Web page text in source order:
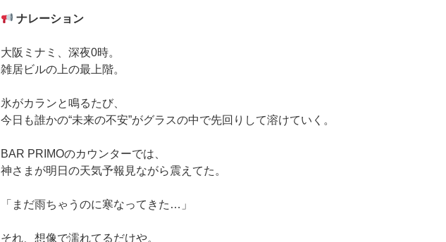
ナレーション
大阪ミナミ、深夜0時。
雑居ビルの上の最上階。
氷がカランと鳴るたび、
今日も誰かの“未来の不安”がグラスの中で先回りして溶けていく。
BAR PRIMOのカウンターでは、
神さまが明日の天気予報見ながら震えてた。
「まだ雨ちゃうのに寒なってきた…」
それ、想像で濡れてるだけや。